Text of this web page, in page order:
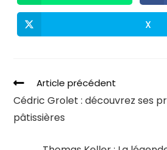
X
Article précédent
Cédric Grolet : découvrez ses
pâtissières